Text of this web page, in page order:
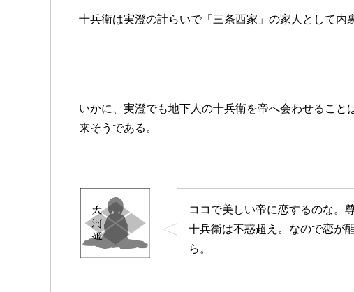
十兵衛は実澄の計らいで「三条西家」の家人として内
いかに、実澄でも地下人の十兵衛を帝へ会わせること
来そうである。
ココで美しい帝に恋するのな。
十兵衛は不惑超え。なので恋が
ら。